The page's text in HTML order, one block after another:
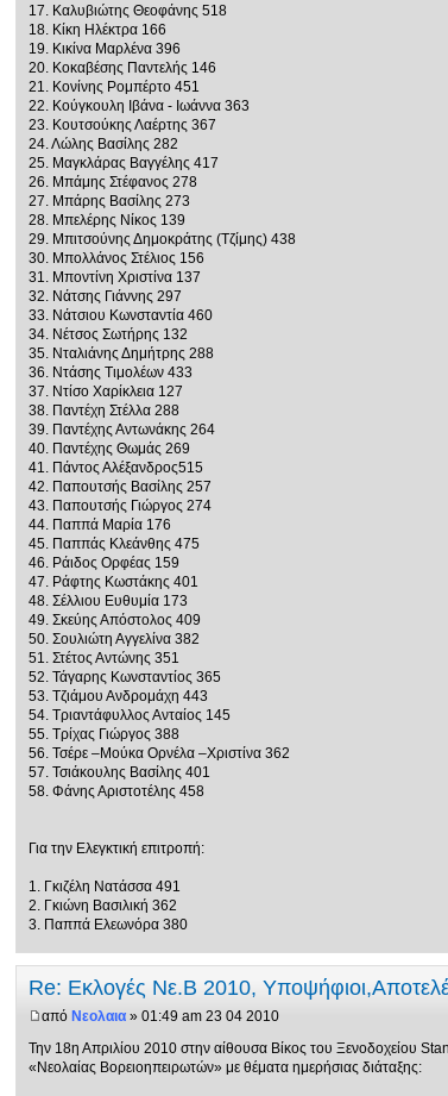
17. Καλυβιώτης Θεοφάνης 518
18. Κίκη Ηλέκτρα 166
19. Κικίνα Μαρλένα 396
20. Κοκαβέσης Παντελής 146
21. Κονίνης Ρομπέρτο 451
22. Κούγκουλη Ιβάνα - Ιωάννα 363
23. Κουτσούκης Λαέρτης 367
24. Λώλης Βασίλης 282
25. Μαγκλάρας Βαγγέλης 417
26. Μπάμης Στέφανος 278
27. Μπάρης Βασίλης 273
28. Μπελέρης Νίκος 139
29. Μπιτσούνης Δημοκράτης (Τζίμης) 438
30. Μπολλάνος Στέλιος 156
31. Μποντίνη Χριστίνα 137
32. Νάτσης Γιάννης 297
33. Νάτσιου Κωνσταντία 460
34. Νέτσος Σωτήρης 132
35. Νταλιάνης Δημήτρης 288
36. Ντάσης Τιμολέων 433
37. Ντίσο Χαρίκλεια 127
38. Παντέχη Στέλλα 288
39. Παντέχης Αντωνάκης 264
40. Παντέχης Θωμάς 269
41. Πάντος Αλέξανδρος515
42. Παπουτσής Βασίλης 257
43. Παπουτσής Γιώργος 274
44. Παππά Μαρία 176
45. Παππάς Κλεάνθης 475
46. Ράιδος Ορφέας 159
47. Ράφτης Κωστάκης 401
48. Σέλλιου Ευθυμία 173
49. Σκεύης Απόστολος 409
50. Σουλιώτη Αγγελίνα 382
51. Στέτος Αντώνης 351
52. Τάγαρης Κωνσταντίος 365
53. Τζιάμου Ανδρομάχη 443
54. Τριαντάφυλλος Ανταίος 145
55. Τρίχας Γιώργος 388
56. Τσέρε –Μούκα Ορνέλα –Χριστίνα 362
57. Τσιάκουλης Βασίλης 401
58. Φάνης Αριστοτέλης 458
Για την Ελεγκτική επιτροπή:
1. Γκιζέλη Νατάσσα 491
2. Γκιώνη Βασιλική 362
3. Παππά Ελεωνόρα 380
Re: Εκλογές Νε.Β 2010,
από Νεολαια» 01:49 am 23 04 2010
Την 18η Απριλίου 2010 στην αίθουσα Βίκος του Ξενοδοχείου
«Νεολαίας Βορειοηπειρωτών» με θέματα ημερήσιας διάταξης: